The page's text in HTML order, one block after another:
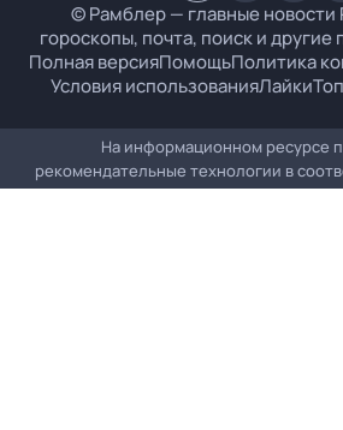
© Рамблер — главные новости
гороскопы, почта, поиск и
Полная версияПомощьПолитика
Условия использованияЛайки
На информационном ресурсе
рекомендательные технологии в